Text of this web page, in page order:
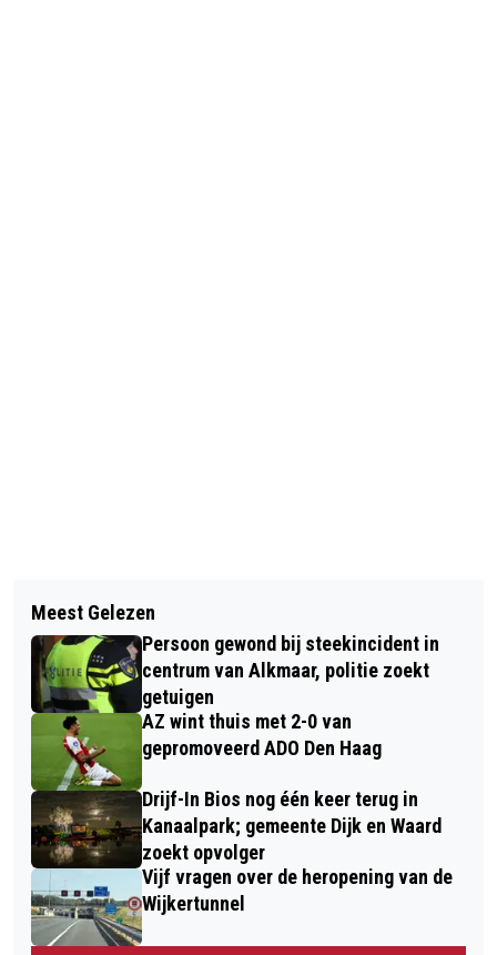
OPEN DAG BIJ STICHTING ZWERFDIER
ALKMAAR
FIETSMIX-CLINIC SPORTPALEIS
ALKMAAR
Meest Gelezen
Persoon gewond bij steekincident in
centrum van Alkmaar, politie zoekt
getuigen
AZ wint thuis met 2-0 van
gepromoveerd ADO Den Haag
Drijf-In Bios nog één keer terug in
Kanaalpark; gemeente Dijk en Waard
zoekt opvolger
Vijf vragen over de heropening van de
Wijkertunnel